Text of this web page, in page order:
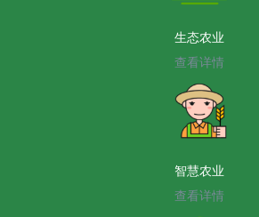
生态农业
查看详情
智慧农业
查看详情